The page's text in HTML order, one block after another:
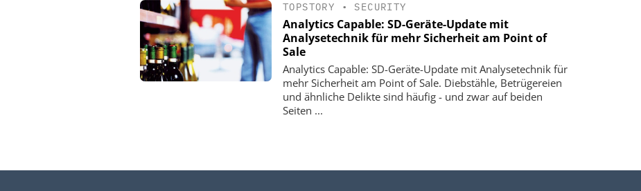
TOPSTORY • SECURITY
Analytics Capable: SD-Geräte-Update mit
Analysetechnik für mehr Sicherheit am Point of
Sale
Analytics Capable: SD-Geräte-Update mit Analysetechnik für
mehr Sicherheit am Point of Sale. Diebstähle, Betrügereien
und ähnliche Delikte sind häufig - und zwar auf beiden
Seiten ...